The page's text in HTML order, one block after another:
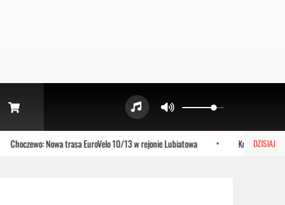
DZISIAJ
Choczewo: Nowa trasa EuroVelo 10/13 w rejonie Lubiatowa Krzysztof